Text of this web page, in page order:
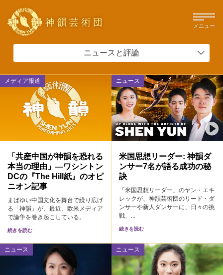
神韻芸術団 メニュー
ニュースと評論
メディア報道
「共産中国が神韻を恐れる
本当の理由」―ワシントン
DCの『The Hill紙』のオピ
ニオン記事
まばゆい中国文化を舞台で繰り広げ
る「神韻」が、最近、欧米メディア
で論争を巻き起こしている。
続きを読む
ニュース
米国思想リーダー: 神韻ダ
ンサー7名が語る成功の秘
訣
「米国思想リーダー」のヤン・エキ
レックが、神韻芸術団のリード・ダ
ンサーや新人ダンサーに、日々の挑
戦、...
続きを読む
ニュース ニュース